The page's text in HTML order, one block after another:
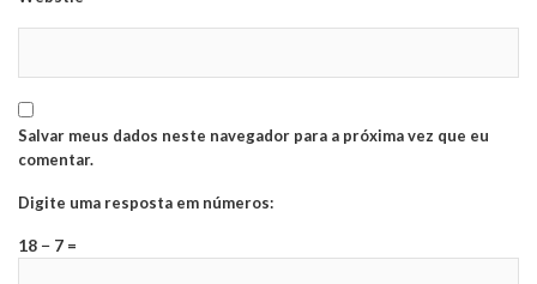
Salvar meus dados neste navegador para a próxima vez que eu
comentar.
Digite uma resposta em números:
18 − 7 =